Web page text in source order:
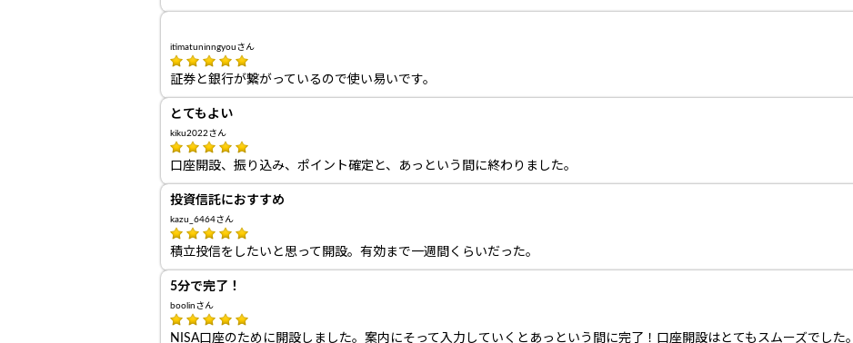
itimatuninngyouさん
証券と銀行が繋がっているので使い易いです。
とてもよい
kiku2022さん
口座開設、振り込み、ポイント確定と、あっという間に終わりました。
投資信託におすすめ
kazu_6464さん
積立投信をしたいと思って開設。有効まで一週間くらいだった。
5分で完了！
boolinさん
NISA口座のために開設しました。案内にそって入力していくとあっという間に完了！口座開設はとてもスムーズでした。